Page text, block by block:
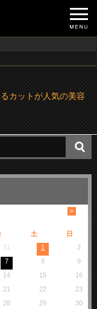
カットが人気の美容
>
土
日
31 1
2
7 8
9
14 15
16
21 22
23
28 29
30